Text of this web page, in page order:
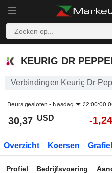
KEURIG DR PEPPER INC.
KEURIG DR
Verbindingen Keurig Dr
Beurs gesloten - Nasdaq 22:00:00
30,37 USD -
Overzicht Koersen
Profiel Bedrijfsvoering